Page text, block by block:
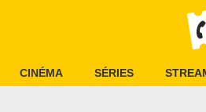
CINÉMA SÉRIES